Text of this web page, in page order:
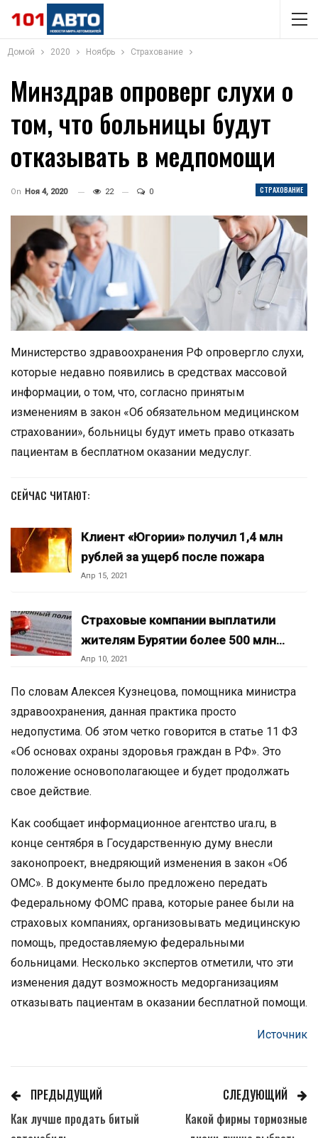
Домой 2020 Ноябрь Страхование
Минздрав опроверг слухи о
том, что больницы будут
отказывать в медпомощи
СТРАХОВАНИЕ
On Ноя 4, 2020 22 0
Министерство здравоохранения РФ опровергло слухи,
которые недавно появились в средствах массовой
информации, о том, что, согласно принятым
изменениям в закон «Об обязательном медицинском
страховании», больницы будут иметь право отказать
пациентам в бесплатном оказании медуслуг.
СЕЙЧАС ЧИТАЮТ:
Клиент «Югории» получил 1,4 млн
рублей за ущерб после пожара
Апр 15, 2021
Страховые компании выплатили
жителям Бурятии более 500 млн…
Апр 10, 2021
По словам Алексея Кузнецова, помощника министра
здравоохранения, данная практика просто
недопустима. Об этом четко говорится в статье 11 ФЗ
«Об основах охраны здоровья граждан в РФ». Это
положение основополагающее и будет продолжать
свое действие.
Как сообщает информационное агентство ura.ru, в
конце сентября в Государственную думу внесли
законопроект, внедряющий изменения в закон «Об
ОМС». В документе было предложено передать
Федеральному ФОМС права, которые ранее были на
страховых компаниях, организовывать медицинскую
помощь, предоставляемую федеральными
больницами. Несколько экспертов отметили, что эти
изменения дадут возможность медорганизациям
отказывать пациентам в оказании бесплатной помощи.
Источник
ПРЕДЫДУЩИЙ
Как лучше продать битый
СЛЕДУЮЩИЙ
Какой фирмы тормозные